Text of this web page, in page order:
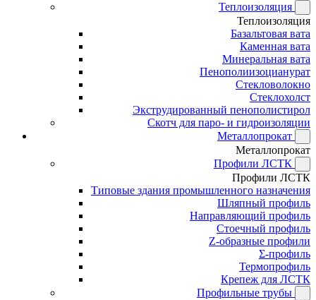
Теплоизоляция
Теплоизоляция
Базальтовая вата
Каменная вата
Минеральная вата
Пенополиизоцианурат
Стекловолокно
Стеклохолст
Экструдированный пенополистирол
Скотч для паро- и гидроизоляции
Металлопрокат
Металлопрокат
Профили ЛСТК
Профили ЛСТК
Типовые здания промышленного назначения
Шляпный профиль
Направляющий профиль
Стоечный профиль
Z-образные профили
Σ-профиль
Термопрофиль
Крепеж для ЛСТК
Профильные трубы